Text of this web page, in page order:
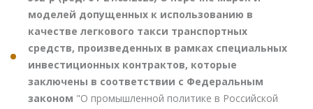
моделей допущенных к использованию в
качестве легкового такси транспортных
средств, произведенных в рамках специальных
инвестиционных контрактов, которые
заключены в соответствии с Федеральным
законом "О промышленной политике в Российской